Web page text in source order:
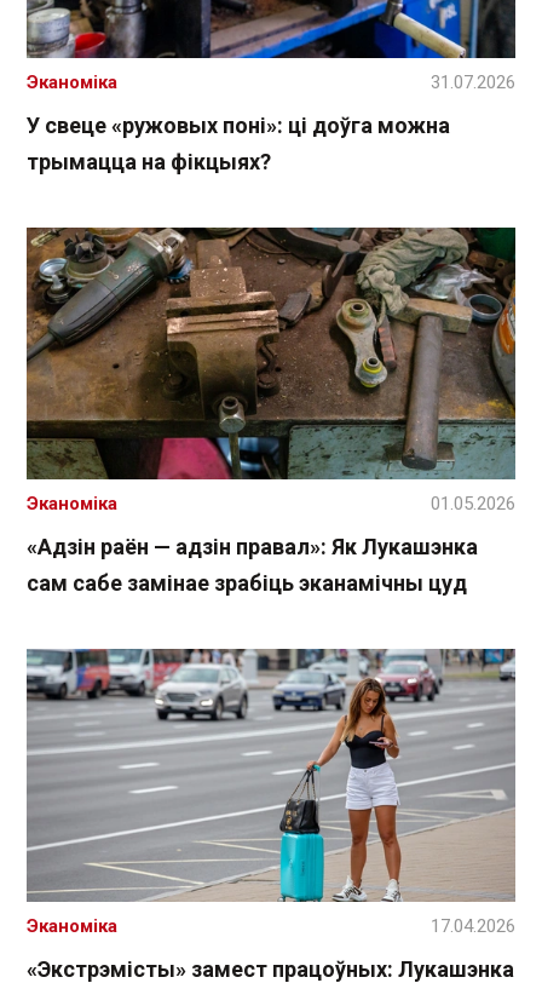
У свеце «ружовых поні»: ці доўга можна
трымацца на фікцыях?
Эканоміка 31.07.2026
«Адзін раён — адзін правал»: Як Лукашэнка
сам сабе замінае зрабіць эканамічны цуд
Эканоміка 01.05.2026
«Экстрэмісты» замест працоўных: Лукашэнка
Эканоміка 17.04.2026